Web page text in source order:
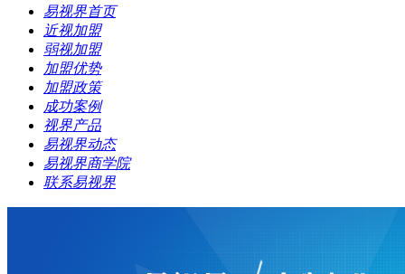
易视界首页
近视加盟
弱视加盟
加盟优势
加盟政策
成功案例
视界产品
易视界动态
易视界商学院
联系易视界